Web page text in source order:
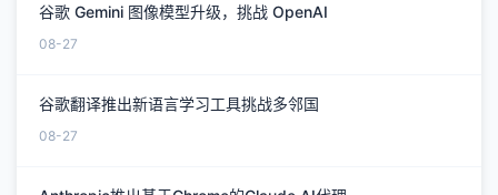
谷歌 Gemini 图像模型升级，挑战 OpenAI
08-27
谷歌翻译推出新语言学习工具挑战多邻国
08-27